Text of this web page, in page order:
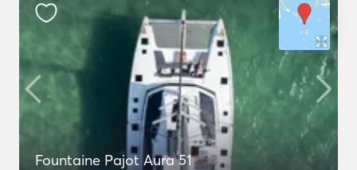
Fountaine Pajot Aura 51